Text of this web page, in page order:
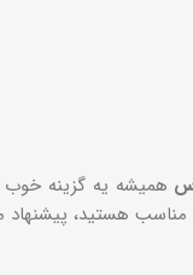
همیشه یه گزینه خوب
مناسب هستید،